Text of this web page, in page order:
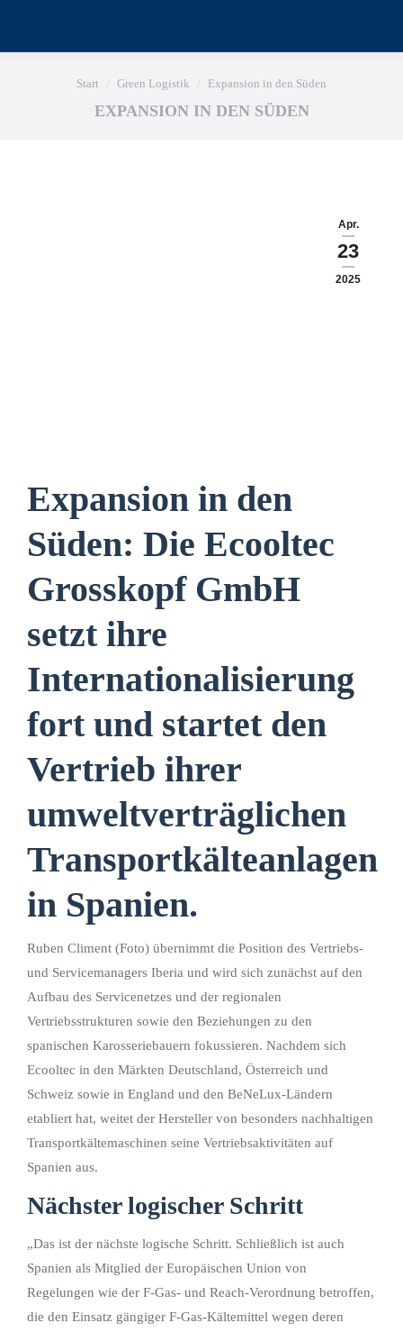
Sie befinden sich hier:
Start Green Logistik Expansion in den Süden
EXPANSION IN DEN SÜDEN
Apr.
23
2025
Expansion in den
Süden: Die Ecooltec
Grosskopf GmbH
setzt ihre
Internationalisierung
fort und startet den
Vertrieb ihrer
umweltverträglichen
Transportkälteanlagen
in Spanien.
Ruben Climent (Foto) übernimmt die Position des Vertriebs-
und Servicemanagers Iberia und wird sich zunächst auf den
Aufbau des Servicenetzes und der regionalen
Vertriebsstrukturen sowie den Beziehungen zu den
spanischen Karosseriebauern fokussieren. Nachdem sich
Ecooltec in den Märkten Deutschland, Österreich und
Schweiz sowie in England und den BeNeLux-Ländern
etabliert hat, weitet der Hersteller von besonders nachhaltigen
Transportkältemaschinen seine Vertriebsaktivitäten auf
Spanien aus.
Nächster logischer Schritt
„Das ist der nächste logische Schritt. Schließlich ist auch
Spanien als Mitglied der Europäischen Union von
Regelungen wie der F-Gas- und Reach-Verordnung betroffen,
die den Einsatz gängiger F-Gas-Kältemittel wegen deren